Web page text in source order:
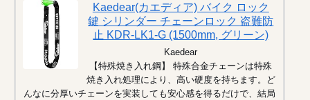
Kaedear(カエディア) バイク ロック
鍵 シリンダー チェーンロック 盗難防
止 KDR-LK1-G (1500mm, グリーン)
Kaedear
【特殊焼き入れ鋼】 特殊合金チェーンは特殊
焼き入れ処理により、高い硬度を持ちます。ど
んなに分厚いチェーンを実装しても安心感を得るだけで、結局